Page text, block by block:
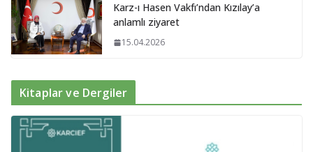
Karz-ı Hasen Vakfı’ndan Kızılay’a
anlamlı ziyaret
15.04.2026
Kitaplar ve Dergiler